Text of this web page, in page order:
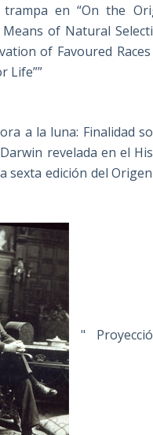
trampa en “On the
Means of Natural
of Favoured
Life””
a la luna: Finalidad
revelada en el
sexta edición del
"